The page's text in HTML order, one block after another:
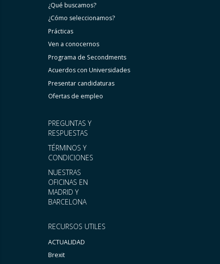
RECURSOS UTILES
ACTUALIDAD
Brexit
PREGUNTAS Y
RESPUESTAS
TÉRMINOS Y
CONDICIONES
NUESTRAS
OFICINAS EN
MADRID Y
BARCELONA
¿Qué buscamos?
¿Cómo seleccionamos?
Prácticas
Ven a conocernos
Programa de Secondments
Acuerdos con Universidades
Presentar candidaturas
Ofertas de empleo